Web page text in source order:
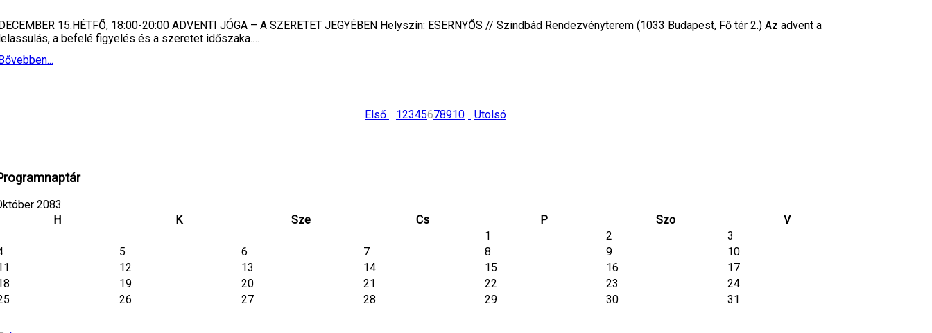
15.HÉTFŐ, 18:00-20:00 ADVENTI JÓGA – A SZERETET JEGYÉBEN Helyszín: ESERNYŐS // Szindbád Rendezvényterem (1033 Budapest, Fő tér 2.) Az advent a
a befelé figyelés és a szeretet időszaka.…
Első 12345678910 Utolsó
2083
H
K Sze Cs P Szo
V
1
2
3
5 6 7 8 9
10
12 13 14 15 16
17
19 20 21 22 23
24
26 27 28 29 30 31